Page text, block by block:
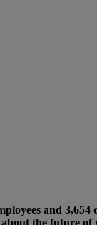
and 3,654